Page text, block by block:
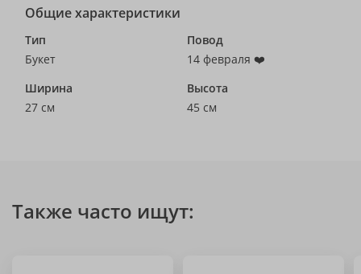
Общие характеристики
Тип
Букет
Повод
14 февраля ❤️
Ширина
27 см
Высота
45 см
Также часто ищут: